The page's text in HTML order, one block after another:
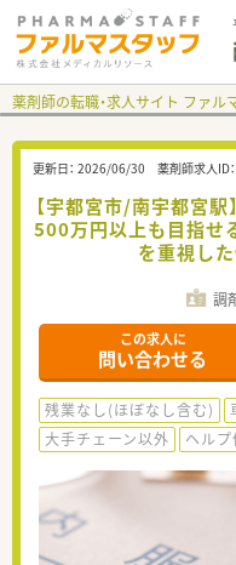
薬剤師の転職・求人サイト ファル
更新日： 2026/06/30 薬剤師求人ID：
【宇都宮市/南宇都宮
500万円以上も目指せ
を重視し
調
この求人に
問い合わせる
残業なし(ほぼなし含む)
大手チェーン以外
ヘル